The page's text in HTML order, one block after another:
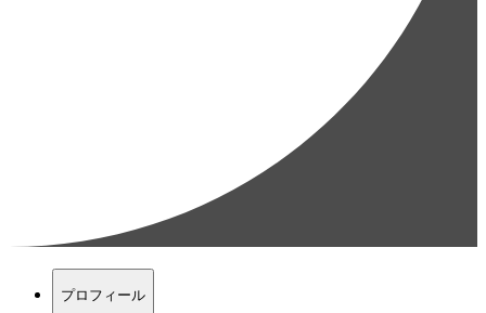
プロフィール